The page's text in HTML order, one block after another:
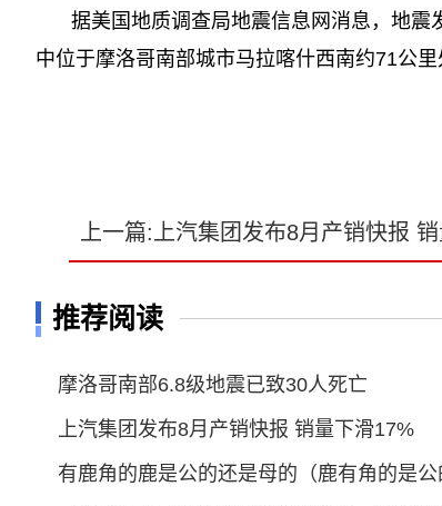
据美国地质调查局地震信息网消息，地
中位于摩洛哥南部城市马拉喀什西南约71公里
上一篇:上汽集团发布8月产销快报
推荐阅读
摩洛哥南部6.8级地震已致30人死亡
上汽集团发布8月产销快报 销量下滑17%
有鹿角的鹿是公的还是母的（鹿有角的是公